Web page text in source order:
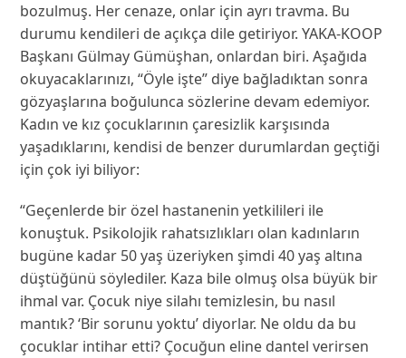
bozulmuş. Her cenaze, onlar için ayrı travma. Bu
durumu kendileri de açıkça dile getiriyor. YAKA-KOOP
Başkanı Gülmay Gümüşhan, onlardan biri. Aşağıda
okuyacaklarınızı, “Öyle işte” diye bağladıktan sonra
gözyaşlarına boğulunca sözlerine devam edemiyor.
Kadın ve kız çocuklarının çaresizlik karşısında
yaşadıklarını, kendisi de benzer durumlardan geçtiği
için çok iyi biliyor:
“Geçenlerde bir özel hastanenin yetkilileri ile
konuştuk. Psikolojik rahatsızlıkları olan kadınların
bugüne kadar 50 yaş üzeriyken şimdi 40 yaş altına
düştüğünü söylediler. Kaza bile olmuş olsa büyük bir
ihmal var. Çocuk niye silahı temizlesin, bu nasıl
mantık? ‘Bir sorunu yoktu’ diyorlar. Ne oldu da bu
çocuklar intihar etti? Çocuğun eline dantel verirsen